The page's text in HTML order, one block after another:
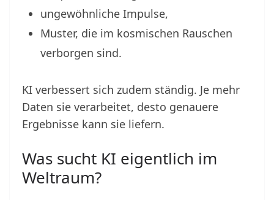
ungewöhnliche Impulse,
Muster, die im kosmischen Rauschen
verborgen sind.
KI verbessert sich zudem ständig. Je mehr
Daten sie verarbeitet, desto genauere
Ergebnisse kann sie liefern.
Was sucht KI eigentlich im
Weltraum?